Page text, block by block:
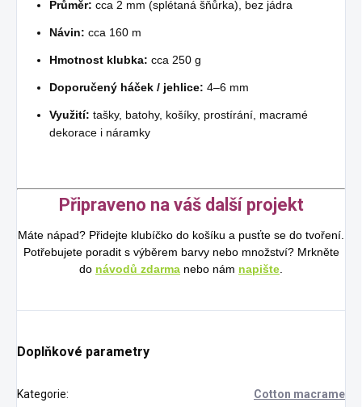
Průměr: cca 2 mm (splétaná šňůrka), bez jádra
Návin: cca 160 m
Hmotnost klubka: cca 250 g
Doporučený háček / jehlice: 4–6 mm
Využití: tašky, batohy, košíky, prostírání, macramé
dekorace i náramky
Připraveno na váš další projekt
Máte nápad? Přidejte klubíčko do košíku a pusťte se do tvoření.
Potřebujete poradit s výběrem barvy nebo množství? Mrkněte
do návodů zdarma nebo nám napište
Doplňkové parametry
Kategorie: Cotton macrame